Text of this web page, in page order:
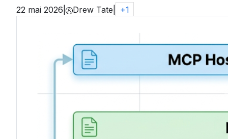
22 mai 2026 Drew Tate +1